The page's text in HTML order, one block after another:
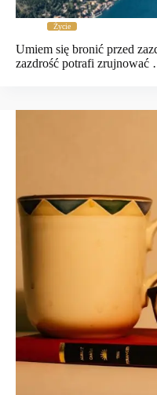
Życie
Umiem się bronić przed
zazdrość potrafi zrujnować